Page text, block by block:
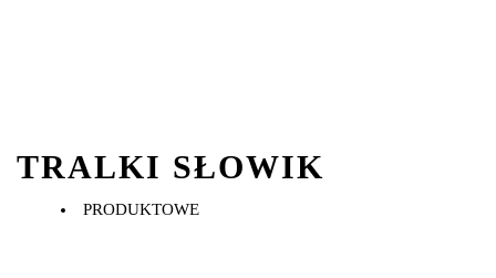
TRALKI SŁOWIK
PRODUKTOWE